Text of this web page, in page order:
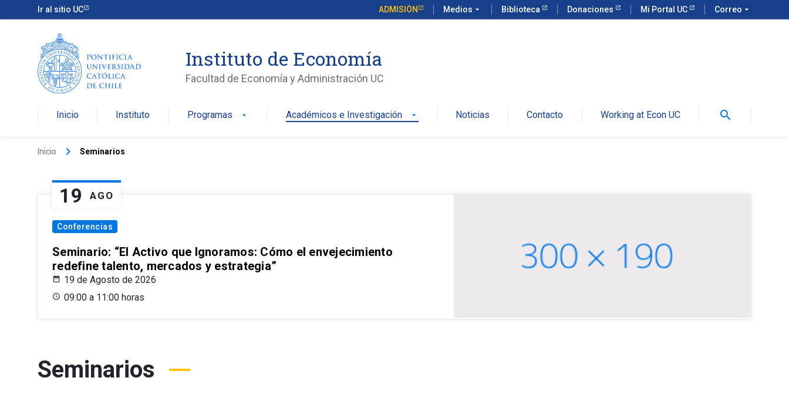
Ir al sitio UC ADMISIÓN Medios arrow_drop_down Biblioteca Donaciones Mi Portal UC Correo arrow_drop_down
Instituto de Economía
Facultad de Economía y Administración UC
Inicio Instituto Programas arrow_drop_down Académicos e Investigación arrow_drop_down Noticias Contacto Working at Econ UC search
Inicio keyboard_arrow_right Seminarios
19 AGO
Conferencias
Seminario: “El Activo que Ignoramos: Cómo el envejecimiento
redefine talento, mercados y estrategia”
19 de Agosto de 2026
09:00 a 11:00 horas
Seminarios